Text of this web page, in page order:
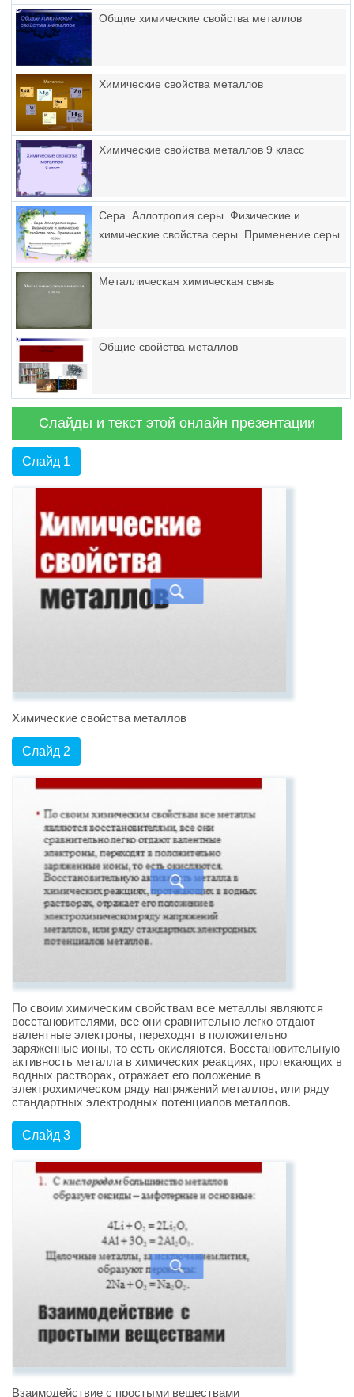
Общие химические свойства металлов
Химические свойства металлов
Химические свойства металлов 9 класс
Сера. Аллотропия серы. Физические и
химические свойства серы. Применение серы
Металлическая химическая связь
Общие свойства металлов
Слайды и текст этой онлайн презентации
Слайд 1
Химические свойства металлов
Слайд 2
По своим химическим свойствам все металлы являются
восстановителями, все они сравнительно легко отдают
валентные электроны, переходят в положительно
заряженные ионы, то есть окисляются. Восстановительную
активность металла в химических реакциях, протекающих в
водных растворах, отражает его положение в
электрохимическом ряду напряжений металлов, или ряду
стандартных электродных потенциалов металлов.
Слайд 3
Взаимодействие с простыми веществами